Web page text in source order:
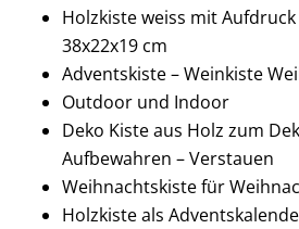
Holzkiste weiss mit Aufdruck
38x22x19 cm
Adventskiste – Weinkiste
Outdoor und Indoor
Deko Kiste aus Holz zum
Aufbewahren – Verstauen
Weihnachtskiste für
Holzkiste als